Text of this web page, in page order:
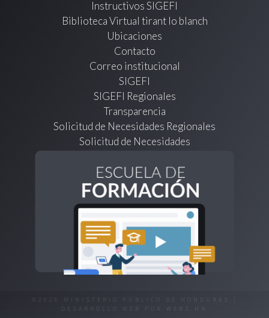
Instructivos SIGEFI
Biblioteca Virtual tirant lo blanch
Ubicaciones
Contacto
Correo institucional
SIGEFI
SIGEFI Regionales
Transparencia
Solicitud de Necesidades Regionales
Solicitud de Necesidades
©2026 MINISTERIO PÚBLICO DE HONDURAS |
DESARROLLO WEB POR
WEBS.HN